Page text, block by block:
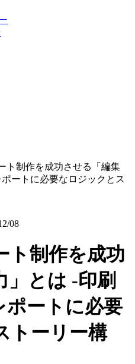
ト制作を成功させる「編集
ートに必要なロジックとス
08
ト制作を成功
」とは -印刷
ポートに必要
トーリー構